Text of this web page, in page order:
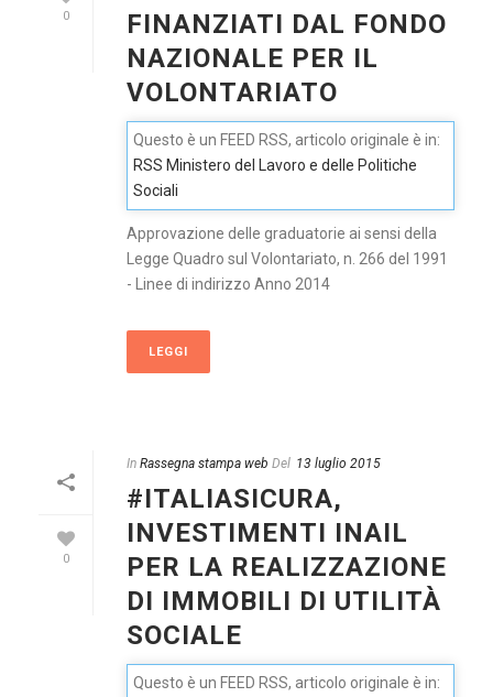
0
FINANZIATI DAL FONDO
NAZIONALE PER IL
VOLONTARIATO
Questo è un FEED RSS, articolo originale è in:
RSS Ministero del Lavoro e delle Politiche
Sociali
Approvazione delle graduatorie ai sensi della
Legge Quadro sul Volontariato, n. 266 del 1991
- Linee di indirizzo Anno 2014
LEGGI
0
In Rassegna stampa web Del 13 luglio 2015
#ITALIASICURA,
INVESTIMENTI INAIL
PER LA REALIZZAZIONE
DI IMMOBILI DI UTILITÀ
SOCIALE
Questo è un FEED RSS, articolo originale è in: